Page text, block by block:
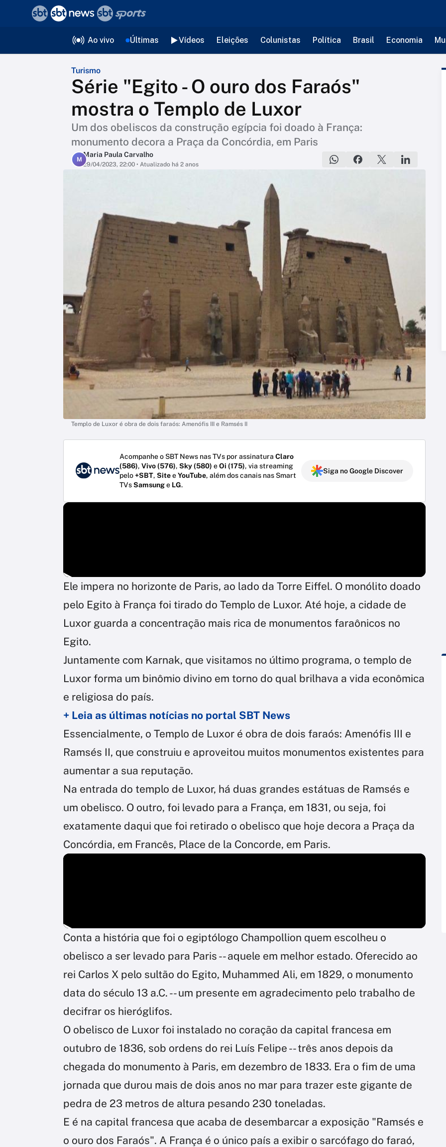
Ao vivo Últimas Vídeos Eleições Colunistas Política Brasil Economia
Turismo
Série "Egito - O ouro dos Faraós"
mostra o Templo de Luxor
Um dos obeliscos da construção egípcia foi doado à França:
monumento decora a Praça da Concórdia, em Paris
M
Maria Paula Carvalho
29/04/2023, 22:00 • Atualizado há 2 anos
Templo de Luxor é obra de dois faraós: Amenófis III e Ramsés II
Acompanhe o SBT News nas TVs por assinatura Claro
(586), Vivo (576), Sky (580) eOi (175), via streaming
pelo+SBT, SiteeYouTube, além dos canais nas Smart
TVsSamsunge LG.
Siga no Google Discover
Ele impera no horizonte de Paris, ao lado da Torre Eiffel. O monólito doado
pelo Egito à França foi tirado do Templo de Luxor. Até hoje, a cidade de
Luxor guarda a concentração mais rica de monumentos faraônicos no
Egito.
Juntamente com Karnak, que visitamos no último programa, o templo de
Luxor forma um binômio divino em torno do qual brilhava a vida econômica
e religiosa do país.
+ Leia as últimas notícias no portal SBT News
Essencialmente, o Templo de Luxor é obra de dois faraós: Amenófis III e
Ramsés II, que construiu e aproveitou muitos monumentos existentes para
aumentar a sua reputação.
Na entrada do templo de Luxor, há duas grandes estátuas de Ramsés e
um obelisco. O outro, foi levado para a França, em 1831, ou seja, foi
exatamente daqui que foi retirado o obelisco que hoje decora a Praça da
Concórdia, em Francês, Place de la Concorde, em Paris.
Conta a história que foi o egiptólogo Champollion quem escolheu o
obelisco a ser levado para Paris -- aquele em melhor estado. Oferecido ao
rei Carlos X pelo sultão do Egito, Muhammed Ali, em 1829, o monumento
data do século 13 a.C. -- um presente em agradecimento pelo trabalho de
decifrar os hieróglifos.
O obelisco de Luxor foi instalado no coração da capital francesa em
outubro de 1836, sob ordens do rei Luís Felipe -- três anos depois da
chegada do monumento à Paris, em dezembro de 1833. Era o fim de uma
jornada que durou mais de dois anos no mar para trazer este gigante de
pedra de 23 metros de altura pesando 230 toneladas.
E é na capital francesa que acaba de desembarcar a exposição "Ramsés e
o ouro dos Faraós". A França é o único país a exibir o sarcófago do faraó,
voltar
Editorias